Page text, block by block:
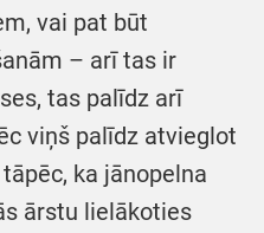
vai pat būt
– arī tas ir
tas palīdz arī
viņš palīdz atvieglot
ka jānopelna
ārstu lielākoties